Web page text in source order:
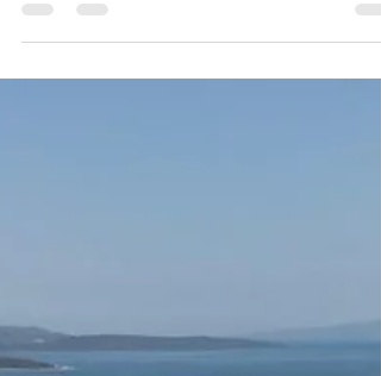
varsa birbirini tamamlayan şekilde...